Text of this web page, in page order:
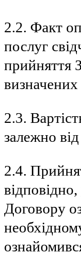
2.2. Факт
послуг
прийняття
2.3.
залежно
2.4.
Договору